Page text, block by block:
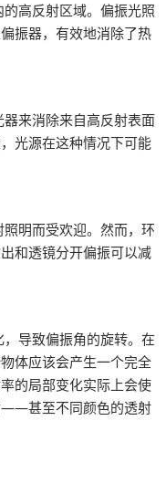
高反射区域。偏振光照
振器，有效地消除了热
来消除来自高反射表面
光源在这种情况下可能
明而受欢迎。然而，环
和透镜分开偏振可以减
导致偏振角的旋转。在
体应该会产生一个完全
的局部变化实际上会使
——甚至不同颜色的透射